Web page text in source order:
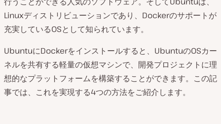
Linuxディストリビューションであり、Dockerのサポートが
充実しているOSとして知られています。
UbuntuにDockerをインストールすると、UbuntuのOSカー
ネルを共有する軽量の仮想マシンで、開発プロジェクトに理
想的なプラットフォームを構築することができます。この記
事では、これを実現する4つの方法をご紹介します。